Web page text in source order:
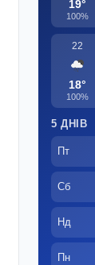
19°
100%
22
18°
100%
5 ДНІВ
Пт
Сб
Нд
Пн